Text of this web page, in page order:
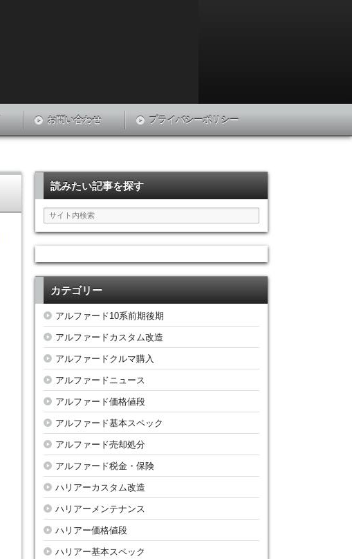
お問い合わせ プライバシーポリシー
読みたい記事を探す
カテゴリー
アルファード10系前期後期
アルファードカスタム改造
アルファードクルマ購入
アルファードニュース
アルファード価格値段
アルファード基本スペック
アルファード売却処分
アルファード税金・保険
ハリアーカスタム改造
ハリアーメンテナンス
ハリアー価格値段
ハリアー基本スペック